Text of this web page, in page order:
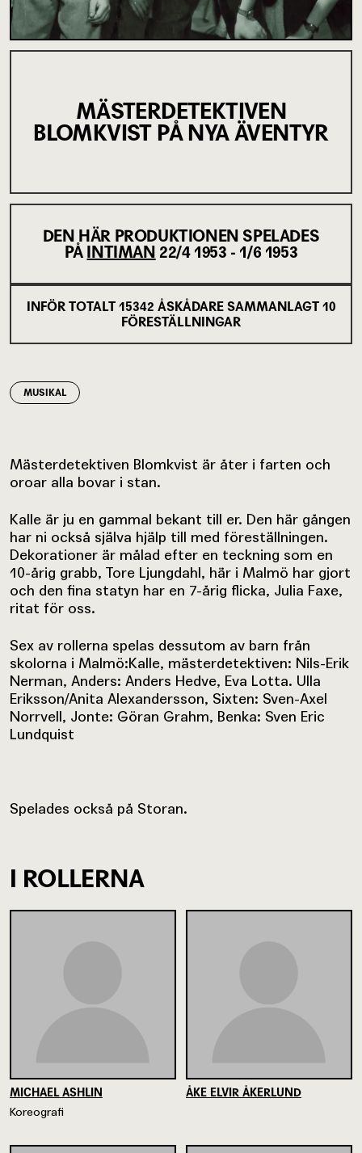
MÄSTERDETEKTIVEN
BLOMKVIST PÅ NYA ÄVENTYR
DEN HÄR PRODUKTIONEN SPELADES
PÅ INTIMAN 22/4 1953 - 1/6 1953
INFÖR TOTALT 15342 ÅSKÅDARE SAMMANLAGT 10
FÖRESTÄLLNINGAR
MUSIKAL
Mästerdetektiven Blomkvist är åter i farten och
oroar alla bovar i stan.
Kalle är ju en gammal bekant till er. Den här gången
har ni också själva hjälp till med föreställningen.
Dekorationer är målad efter en teckning som en
10-årig grabb, Tore Ljungdahl, här i Malmö har gjort
och den fina statyn har en 7-årig flicka, Julia Faxe,
ritat för oss.
Sex av rollerna spelas dessutom av barn från
skolorna i Malmö:Kalle, mästerdetektiven: Nils-Erik
Nerman, Anders: Anders Hedve, Eva Lotta. Ulla
Eriksson/Anita Alexandersson, Sixten: Sven-Axel
Norrvell, Jonte: Göran Grahm, Benka: Sven Eric
Lundquist
Spelades också på Storan.
I ROLLERNA
MICHAEL ASHLIN
Koreografi
ÅKE ELVIR ÅKERLUND